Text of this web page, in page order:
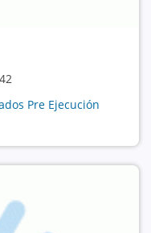
Pre Ejecución